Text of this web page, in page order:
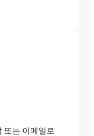
또는 이메일로